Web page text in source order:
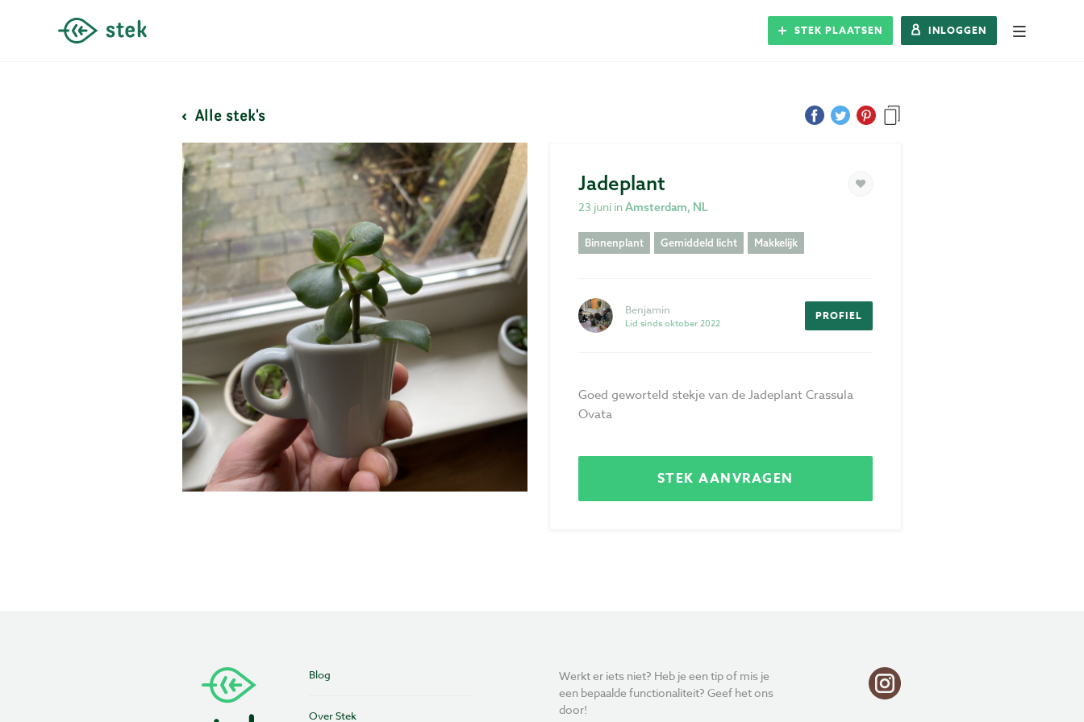
STEK PLAATSEN INLOGGEN
Privacy
Alle stek's
Jadeplant
23 juni inAmsterdam, NL
Binnenplant Gemiddeld licht Makkelijk
Benjamin
Lid sinds oktober 2022
PROFIEL
Goed geworteld stekje van de Jadeplant Crassula
Ovata
STEK AANVRAGEN
Blog
Over Stek
Werkt er iets niet? Heb je een tip of mis je
een bepaalde functionaliteit? Geef het ons
door!